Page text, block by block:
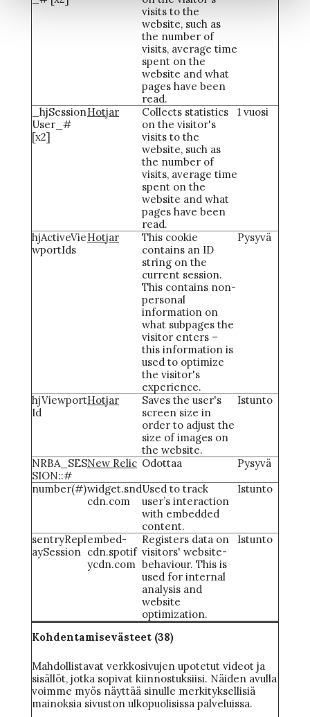
visits to the
website, such as
the number of
visits, average time
spent on the
website and what
pages have been
read.
_hjSession
User_#
[x2]
Hotjar
Collects statistics
on the visitor's
visits to the
website, such as
the number of
visits, average time
spent on the
website and what
pages have been
read.
1 vuosi
hjActiveVie
wportIds
Hotjar
This cookie
contains an ID
string on the
current session.
This contains non-
personal
information on
what subpages the
visitor enters –
this information is
used to optimize
the visitor's
experience.
Pysyvä
hjViewport
Id
Hotjar
Saves the user's
screen size in
order to adjust the
size of images on
the website.
Istunto
NRBA_SES
SION::#
New Relic Odottaa
Pysyvä
number(#)widget.snd
cdn.com
Used to track
user’s interaction
with embedded
content.
Istunto
sentryRepl
aySession
embed-
cdn.spotif
ycdn.com
Registers data on
visitors' website-
behaviour. This is
used for internal
analysis and
website
optimization.
Istunto
Kohdentamisevästeet (38)
Mahdollistavat verkkosivujen upotetut videot ja
sisällöt, jotka sopivat kiinnostuksiisi. Näiden avulla
voimme myös näyttää sinulle merkityksellisiä
mainoksia sivuston ulkopuolisissa palveluissa.